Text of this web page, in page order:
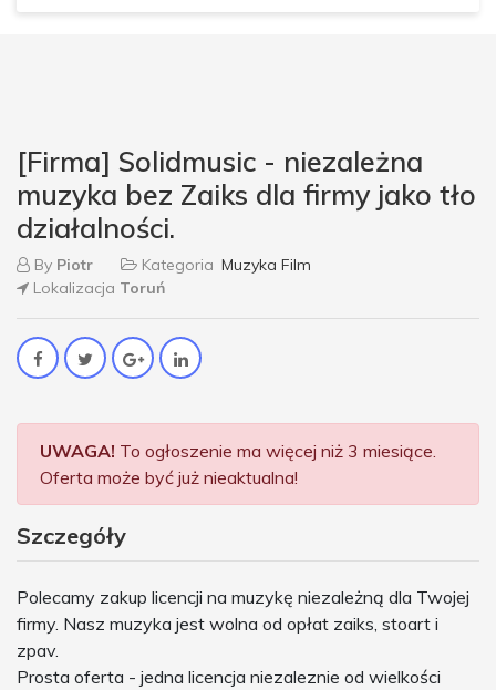
[Firma] Solidmusic - niezależna
muzyka bez Zaiks dla firmy jako tło
działalności.
By Piotr Kategoria Muzyka Film
Lokalizacja Toruń
UWAGA! To ogłoszenie ma więcej niż 3 miesiące.
Oferta może być już nieaktualna!
Szczegóły
Polecamy zakup licencji na muzykę niezależną dla Twojej
firmy. Nasz muzyka jest wolna od opłat zaiks, stoart i
zpav.
Prosta oferta - jedna licencja niezaleznie od wielkości